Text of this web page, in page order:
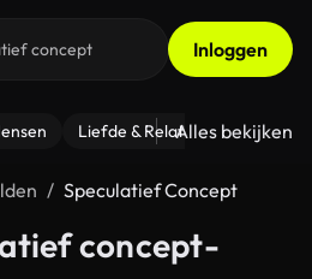
Inloggen
Liefde & Relaties - Fitness
Alles bekijken
Speculatief Concept
concept-